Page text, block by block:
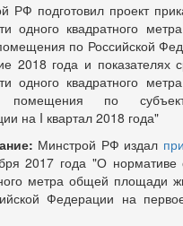
РФ подготовил проект
одного квадратного
по Российской
2018 года и показателях
одного квадратного
помещения по
на I квартал 2018 года"
Минстрой РФ издал
2017 года "О нормативе
метра общей площади
Федерации на